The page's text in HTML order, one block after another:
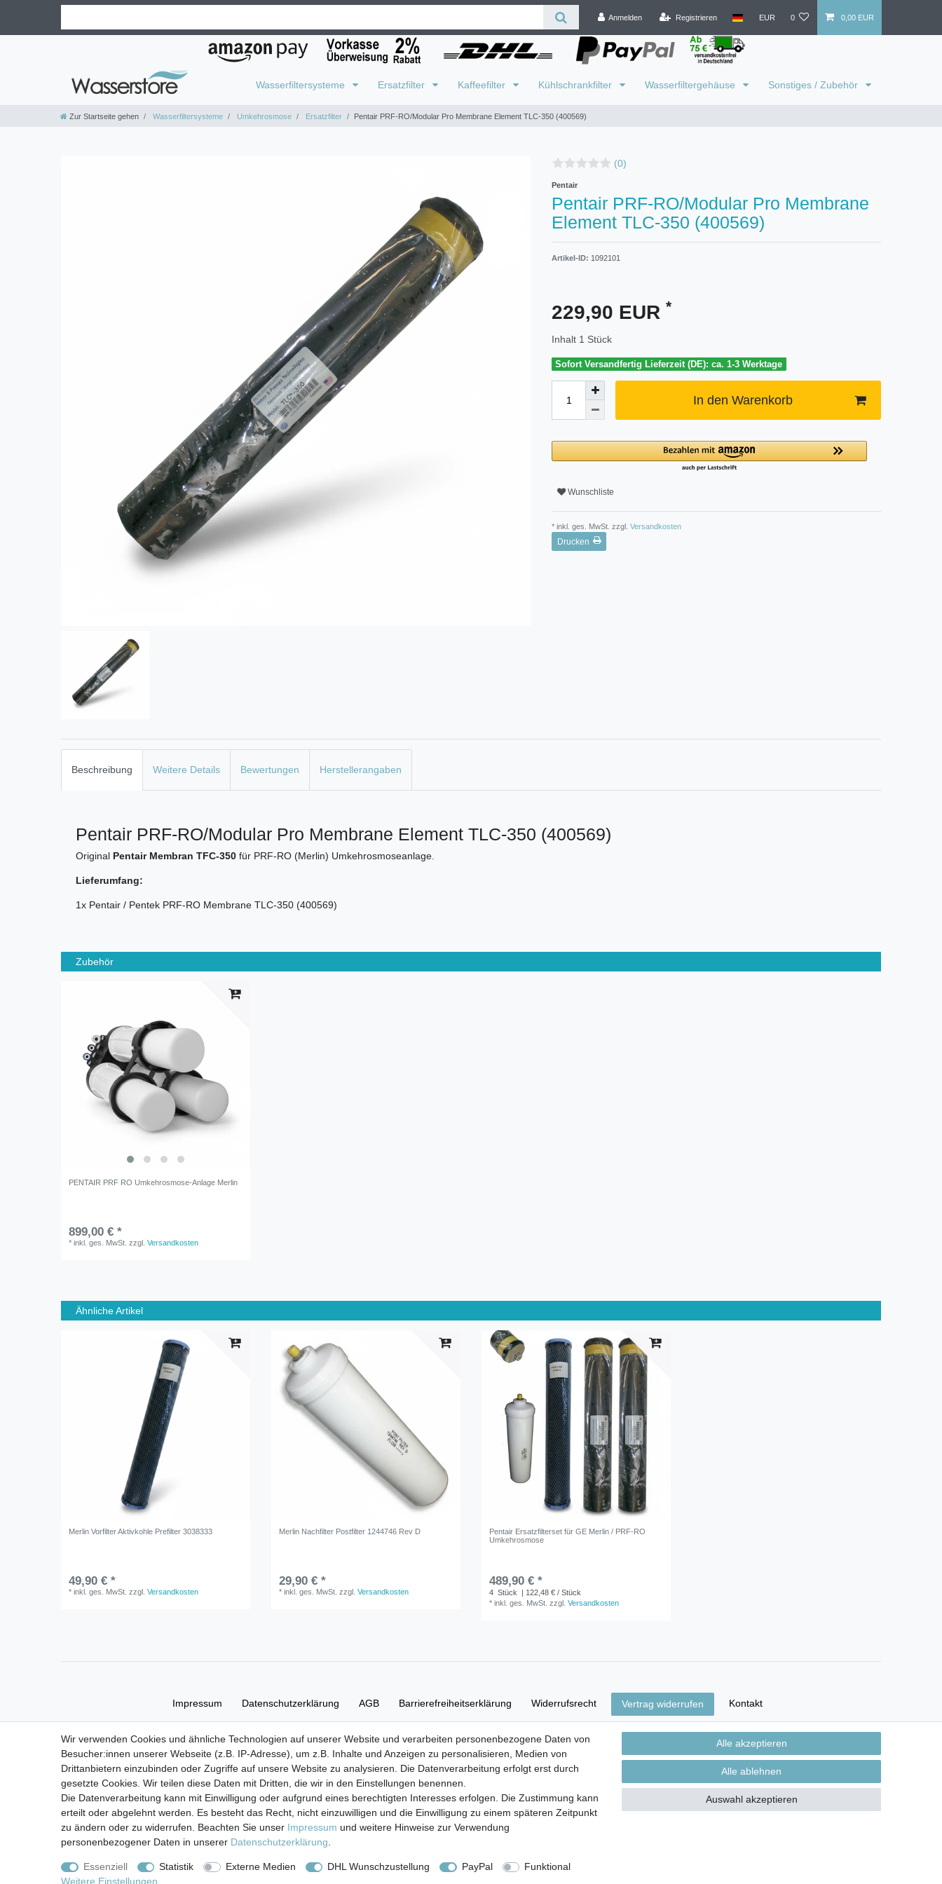
Anmelden Registrieren EUR 0 0,00 EUR
Wasserfiltersysteme Ersatzfilter Kaffeefilter Kühlschrankfilter Wasserfiltergehäuse Sonstiges / Zubehör
Zur Startseite gehen Wasserfiltersysteme Umkehrosmose Ersatzfilter Pentair PRF-RO/Modular Pro Membrane Element TLC-350 (400569)
(0)
Pentair
Pentair PRF-RO/Modular Pro Membrane
Element TLC-350 (400569)
Artikel-ID: 1092101
229,90 EUR *
Inhalt 1 Stück
Sofort Versandfertig Lieferzeit (DE): ca. 1-3 Werktage
In den Warenkorb
Wunschliste
* inkl. ges. MwSt. zzgl. Versandkosten
Drucken
Beschreibung Weitere Details Bewertungen Herstellerangaben
Pentair PRF-RO/Modular Pro Membrane Element TLC-350 (400569)
Original Pentair Membran TFC-350 für PRF-RO (Merlin) Umkehrosmoseanlage.
Lieferumfang:
1x Pentair / Pentek PRF-RO Membrane TLC-350 (400569)
Zubehör
PENTAIR PRF RO Umkehrosmose-Anlage Merlin
899,00 € *
*inkl. ges. MwSt. zzgl.Versandkosten
Ähnliche Artikel
Merlin Vorfilter Aktivkohle Prefilter 3038333
49,90 € *
*inkl. ges. MwSt. zzgl.Versandkosten
Merlin Nachfilter Postfilter 1244746 Rev D
29,90 € *
*inkl. ges. MwSt. zzgl.Versandkosten
Pentair Ersatzfilterset für GE Merlin / PRF-RO
Umkehrosmose
489,90 € *
4 Stück
| 122,48 € / Stück
*inkl. ges. MwSt. zzgl.Versandkosten
Impressum Daten­schutz­erklärung AGB Barrierefreiheitserklärung Widerrufs­recht Vertrag widerrufen Kontakt
Versand- & Zahlungsbedingungen
© Copyright 2026 | Alle Rechte vorbehalten.
Wir verwenden Cookies und ähnliche Technologien auf unserer Website und verarbeiten personenbezogene Daten von
Besucher:innen unserer Webseite (z.B. IP-Adresse), um z.B. Inhalte und Anzeigen zu personalisieren, Medien von
Drittanbietern einzubinden oder Zugriffe auf unsere Website zu analysieren. Die Datenverarbeitung erfolgt erst durch
gesetzte Cookies. Wir teilen diese Daten mit Dritten, die wir in den Einstellungen benennen.
Die Datenverarbeitung kann mit Einwilligung oder aufgrund eines berechtigten Interesses erfolgen. Die Zustimmung kann
erteilt oder abgelehnt werden. Es besteht das Recht, nicht einzuwilligen und die Einwilligung zu einem späteren Zeitpunkt
zu ändern oder zu widerrufen. Beachten Sie unser Impressum und weitere Hinweise zur Verwendung
personenbezogener Daten in unserer Daten­schutz­erklärung
Essenziell Statistik Externe Medien DHL Wunschzustellung PayPal
Funktional
Weitere Einstellungen
Alle akzeptieren
Alle ablehnen
Auswahl akzeptieren